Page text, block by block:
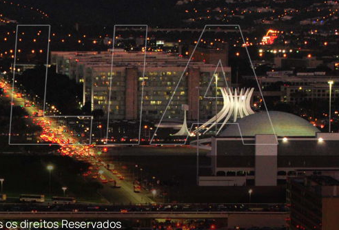
os direitos Reservados